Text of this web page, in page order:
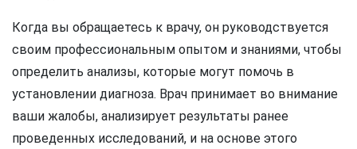
Когда вы обращаетесь к врачу, он руководствуется
своим профессиональным опытом и знаниями, чтобы
определить анализы, которые могут помочь в
установлении диагноза. Врач принимает во внимание
ваши жалобы, анализирует результаты ранее
проведенных исследований, и на основе этого